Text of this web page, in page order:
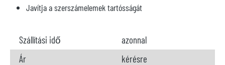
Javítja a szerszámelemek tartósságát
Szállítási idő
azonnal
Ár
kérésre